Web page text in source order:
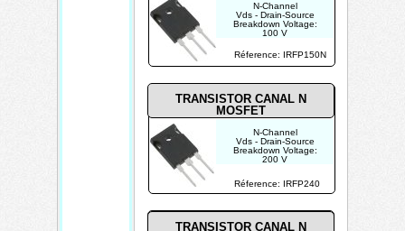
TRANSISTOR CANAL N
TRANSISTOR CANAL N
MOSFET
Réference: IRFP150N
N-Channel
Vds - Drain-Source
Breakdown Voltage:
100 V
Current: 42 A
Rds On - Drain-Source
Resistance: 36 mOhms
N-Channel
Vds - Drain-Source
Breakdown Voltage:
200 V
20 A
Rds On - Drain-Source
mOhms
Réference: IRFP240